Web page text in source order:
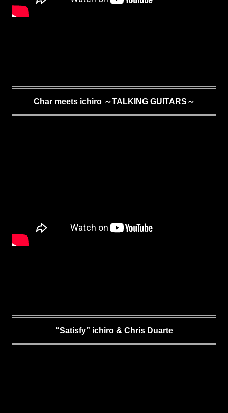
Char meets ichiro ～TALKING GUITARS～
“Satisfy” ichiro & Chris Duarte